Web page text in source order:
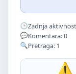
Zadnja
Komentara: 0
Pretraga: 1